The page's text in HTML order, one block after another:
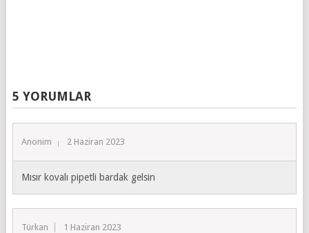
5 YORUMLAR
Anonim 2 Haziran 2023
Mısır kovalı pipetli bardak gelsin
Türkan 1 Haziran 2023